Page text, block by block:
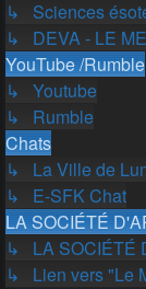
↳ Sciences
↳ DEVA - LE
YouTube /Rumble
↳ Youtube
↳ Rumble
Chats
↳ La Ville de
↳ E-SFK Chat
LA SOCIÉTÉ
↳ LA SOCIÉTÉ
↳ Lien vers "Le